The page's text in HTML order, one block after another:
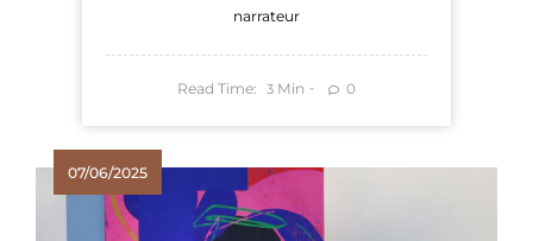
narrateur
Read Time: 3 Min 0
07/06/2025